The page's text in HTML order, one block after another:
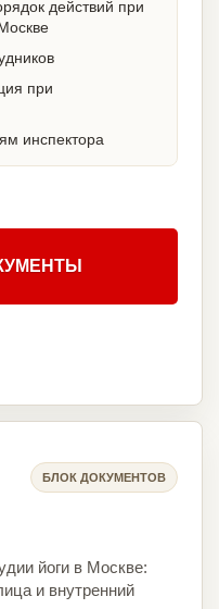
действий при
при
инспектора
БЛОК ДОКУМЕНТОВ
йоги в Москве:
и внутренний